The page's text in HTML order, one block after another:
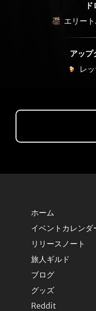
エリー
アップ
レ
ホーム
イベントカレンダ
リリースノート
旅人ギルド
ブログ
グッズ
Reddit